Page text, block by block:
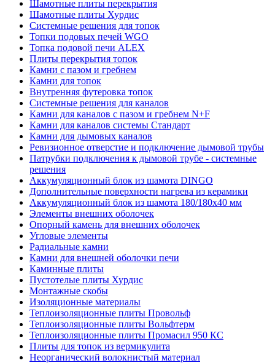
Шамотные плиты перекрытия
Шамотные плиты Хурдис
Системные решения для топок
Топки подовых печей WGO
Топка подовой печи ALEX
Плиты перекрытия топок
Камни с пазом и гребнем
Камни для топок
Внутренняя футеровка топок
Системные решения для каналов
Камни для каналов с пазом и гребнем N+F
Камни для каналов системы Стандарт
Камни для дымовых каналов
Ревизионное отверстие и подключение дымовой трубы
Патрубки подключения к дымовой трубе - системные
решения
Аккумуляционный блок из шамота DINGO
Дополнительные поверхности нагрева из керамики
Аккумуляционный блок из шамота 180/180x40 мм
Элементы внешних оболочек
Опорный камень для внешних оболочек
Угловые элементы
Радиальные камни
Камни для внешней оболочки печи
Каминные плиты
Пустотелые плиты Хурдис
Монтажные скобы
Изоляционные материалы
Теплоизоляционные плиты Провольф
Теплоизоляционные плиты Вольфтерм
Теплоизоляционные плиты Промасил 950 КС
Плиты для топок из вермикулита
Неорганический волокнистый материал